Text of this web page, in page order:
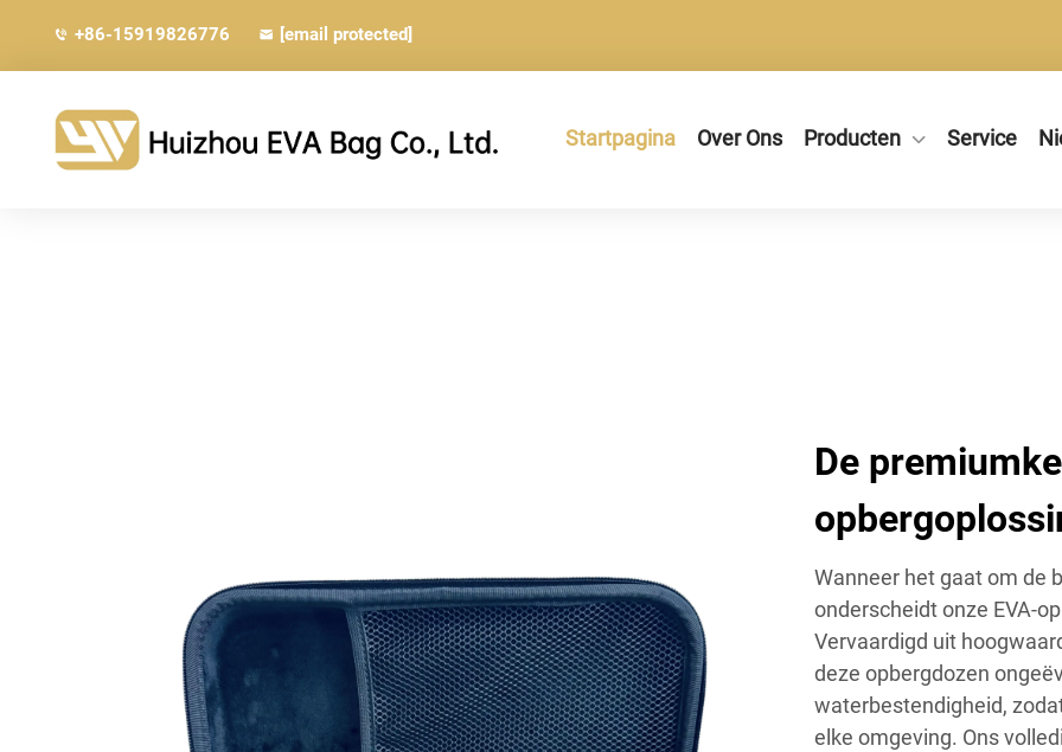
+86-15919826776 [email protected]
Startpagina Over Ons Producten Service
De
Wanneer het gaat om de
onderscheidt onze EVA-
Vervaardigd uit
deze opbergdozen
waterbestendigheid,
elke omgeving. Ons